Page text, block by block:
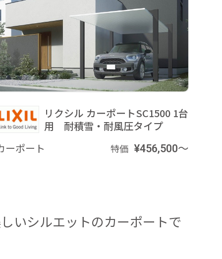
リクシル カーポートSC1500 1台
用 耐積雪・耐風圧タイプ
ーポート
特価 ¥456,500～
いシルエットのカーポートで